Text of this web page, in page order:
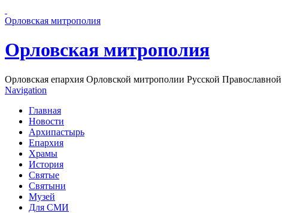
Орловская митрополия
Орловская митрополия
Орловская епархия Орловской митрополии Русской
Navigation
Главная
Новости
Архипастырь
Епархия
Храмы
История
Святые
Святыни
Музей
Для СМИ